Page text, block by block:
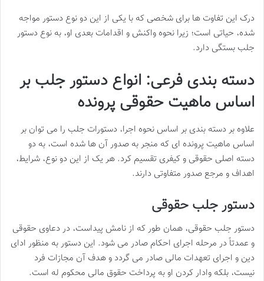
درک این تفاوت ها برای شخصی که با یکی از این دو نوع دستور مواجه
شده، حیاتی است؛ زیرا نحوه واکنش و اقدامات بعدی او، به نوع دستور
جلب بستگی دارد.
دسته بندی فرعی: انواع دستور جلب بر
اساس ماهیت حقوقی پرونده
علاوه بر دسته بندی بر اساس نحوه اجرا، دستورات جلب را می توان بر
اساس ماهیت پرونده ای که منجر به صدور آن ها شده است، به دو
دسته اصلی حقوقی و کیفری تقسیم کرد. هر یک از این دو نوع، شرایط،
اهداف و مرجع صدور متفاوتی دارند.
دستور جلب حقوقی
دستور جلب حقوقی، همان طور که از نامش پیداست، در دعاوی حقوقی
و عمدتاً در مرحله اجرای احکام صادر می شود. این دستور به منظور ادای
دین و اجرای تعهدات مالی صادر می گردد و هدف آن مجازات فرد
نیست، بلکه وادار کردن او به پرداخت حقوق مالی محکوم له است.